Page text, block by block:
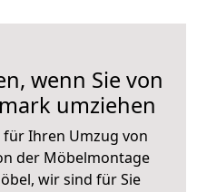
wenn Sie von
umziehen
für Ihren Umzug von
der Möbelmontage
wir sind für Sie